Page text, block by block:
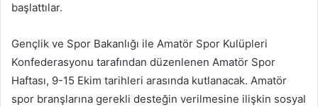
başlattılar.
Gençlik ve Spor Bakanlığı ile Amatör Spor Kulüpleri
Konfederasyonu tarafından düzenlenen Amatör Spor
Haftası, 9-15 Ekim tarihleri arasında kutlanacak. Amatör
spor branşlarına gerekli desteğin verilmesine ilişkin sosyal